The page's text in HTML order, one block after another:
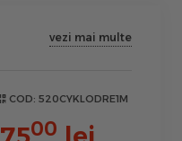
vezi mai multe
COD: 520CYKLODRE1M
00